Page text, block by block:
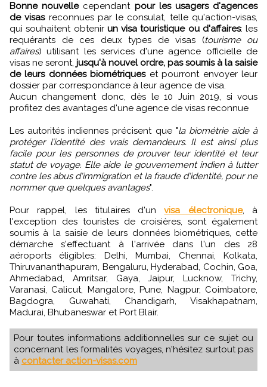
Bonne nouvellecependant pour les usagers d'agences
de visasreconnues par le consulat, telle qu'action-visas,
qui souhaitent obtenir un visa touristique ou d'affaires: les
requérants de ces deux types de visas (tourisme ou
affaires) utilisant les services d'une agence officielle de
visas ne seront, jusqu'à nouvel ordre, pas soumis à la saisie
de leurs données biométriqueset pourront envoyer leur
dossier par correspondance à leur agence de visa.
Aucun changement donc, dès le 10 Juin 2019, si vous
profitez des avantages d'une agence de visas reconnue
Les autorités indiennes précisent que "la biométrie aide à
protéger l’identité des vrais demandeurs. Il est ainsi plus
facile pour les personnes de prouver leur identité et leur
statut de voyage. Elle aide le gouvernement indien à lutter
contre les abus d'immigration et la fraude d'identité, pour ne
nommer que quelques avantages".
Pour rappel, les titulaires d'unvisa électronique, à
l'exception des touristes de croisières, sont également
soumis à la saisie de leurs données biométriques, cette
démarche s'effectuant à l'arrivée dans l'un des 28
aéroports éligibles: Delhi, Mumbai, Chennai, Kolkata,
Thiruvananthapuram, Bengaluru, Hyderabad, Cochin, Goa,
Ahmedabad, Amritsar, Gaya, Jaipur, Lucknow, Trichy,
Varanasi, Calicut, Mangalore, Pune, Nagpur, Coimbatore,
Bagdogra, Guwahati, Chandigarh, Visakhapatnam,
Madurai, Bhubaneswar et Port Blair.
Pour toutes informations additionnelles sur ce sujet ou
concernant les formalités voyages, n'hésitez surtout pas
à contacter action-visas.com